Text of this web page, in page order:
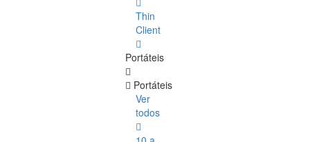
Thin
Client
Portáteis
Portáteis
Ver
todos